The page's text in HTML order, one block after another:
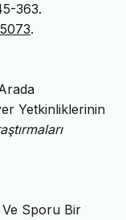
363.
.
Yetkinliklerinin
Ve Sporu Bir